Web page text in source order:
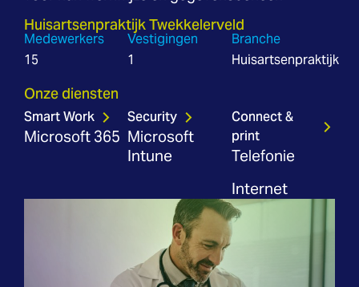
Huisartsenpraktijk Twekkelerveld
Medewerkers
15
Vestigingen
1
Branche
Huisartsenpraktijk
Onze diensten
Smart Work
Microsoft 365
Security
Microsoft
Intune
Connect &
print
Telefonie
Internet